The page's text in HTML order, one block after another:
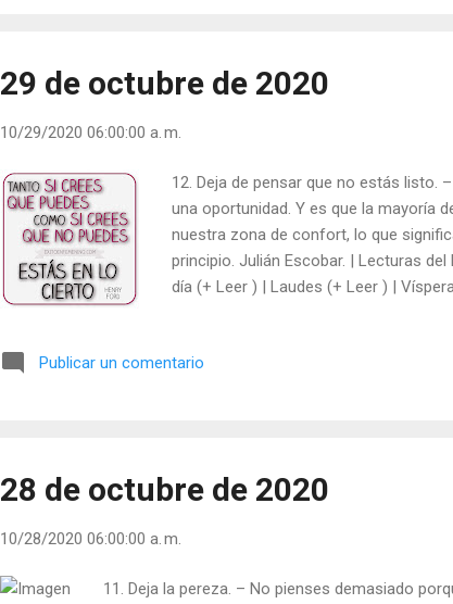
29 de octubre de 2020
10/29/2020 06:00:00 a. m.
12. Deja de pensar que no estás listo.
una oportunidad. Y es que la mayoría
nuestra zona de confort, lo que
principio. Julián Escobar. | Lecturas
día (+ Leer ) | Laudes (+ Leer ) |
Publicar un comentario
28 de octubre de 2020
10/28/2020 06:00:00 a. m.
11. Deja la pereza. – No pienses demasiado